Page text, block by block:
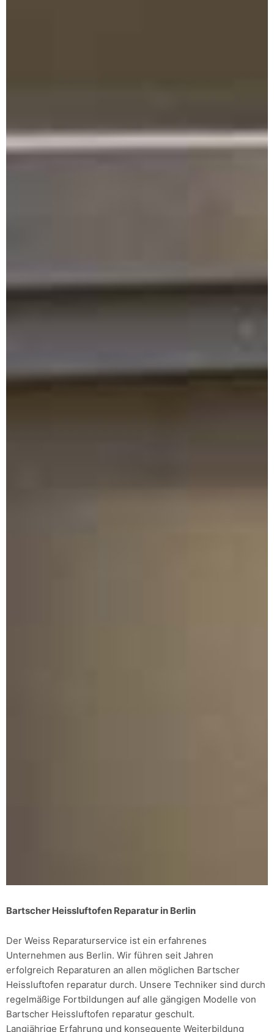
Bartscher Heissluftofen Reparatur in Berlin
Der Weiss Reparaturservice ist ein erfahrenes
Unternehmen aus Berlin. Wir führen seit Jahren
erfolgreich Reparaturen an allen möglichen Bartscher
Heissluftofen reparatur durch. Unsere Techniker sind durch
regelmäßige Fortbildungen auf alle gängigen Modelle von
Bartscher Heissluftofen reparatur geschult.
Langjährige Erfahrung und konsequente Weiterbildung